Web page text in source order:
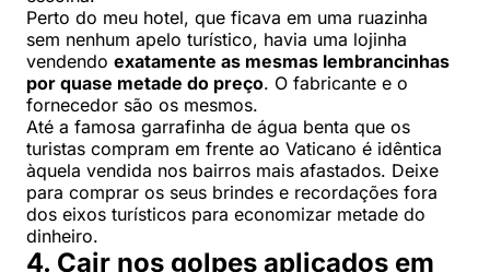
Perto do meu hotel, que ficava em uma ruazinha
sem nenhum apelo turístico, havia uma lojinha
vendendo exatamente as mesmas lembrancinhas
por quase metade do preço. O fabricante e o
fornecedor são os mesmos.
Até a famosa garrafinha de água benta que os
turistas compram em frente ao Vaticano é idêntica
àquela vendida nos bairros mais afastados. Deixe
para comprar os seus brindes e recordações fora
dos eixos turísticos para economizar metade do
dinheiro.
4. Cair nos golpes aplicados em